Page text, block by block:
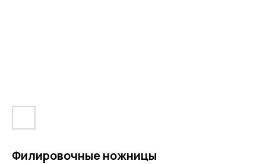
Филировочные ножницы